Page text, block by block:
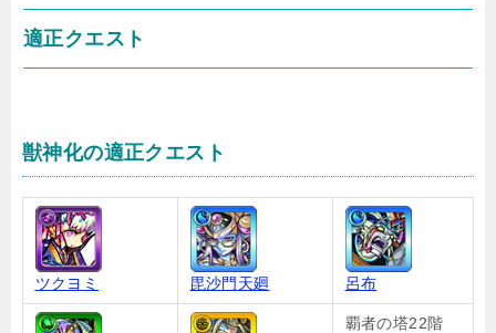
適正クエスト
獣神化の適正クエスト
ツクヨミ 毘沙門天廻 呂布
覇者の塔22階